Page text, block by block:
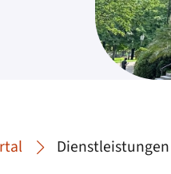
Dienstleistungen